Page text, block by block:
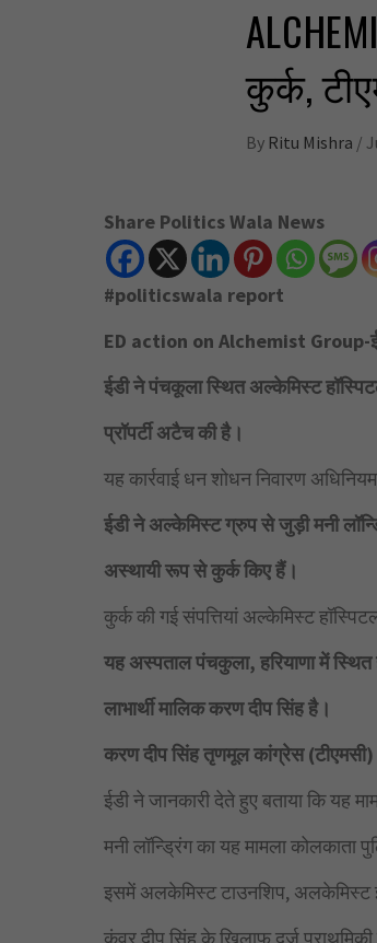
कुर्क,
By Ritu Mishra /
Share Politics Wala News
#politicswala report
ED action on Alchemist Group-
ईडी ने पंचकूला स्थित अल्केमिस्ट
प्रॉपर्टी अटैच की है।
यह कार्रवाई धन शोधन निवारण
ईडी ने अल्केमिस्ट ग्रुप से जुड़ी मनी
अस्थायी रूप से कुर्क किए हैं।
कुर्क की गई संपत्तियां अल्केमिस्ट
यह अस्पताल पंचकुला, हरियाणा में स्थित
लाभार्थी मालिक करण दीप सिंह है।
करण दीप सिंह तृणमूल कांग्रेस
ईडी ने जानकारी देते हुए बताया कि यह
मनी लॉन्ड्रिंग का यह मामला कोलकाता
इसमें अलकेमिस्ट टाउनशिप, अलकेमिस्ट